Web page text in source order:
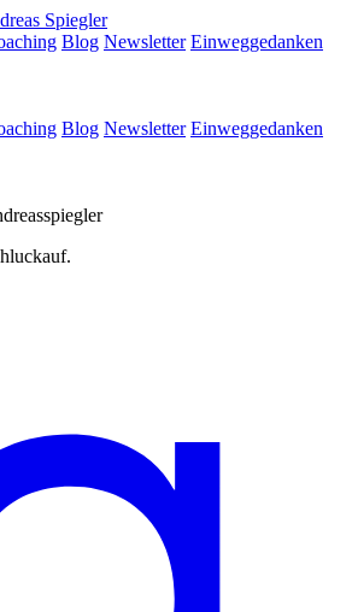
Spiegler
Blog Newsletter Einweggedanken
Blog Newsletter Einweggedanken